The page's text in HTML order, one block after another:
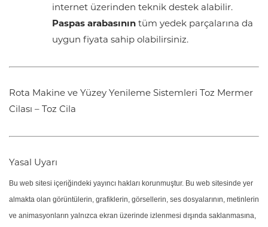
internet üzerinden teknik destek alabilir.
Paspas arabasının tüm yedek parçalarına da
uygun fiyata sahip olabilirsiniz.
Rota Makine ve Yüzey Yenileme Sistemleri Toz Mermer
Cilası – Toz Cila
Yasal Uyarı
Bu web sitesi içeriğindeki yayıncı hakları korunmuştur. Bu web sitesinde yer
almakta olan görüntülerin, grafiklerin, görsellerin, ses dosyalarının, metinlerin
ve animasyonların yalnızca ekran üzerinde izlenmesi dışında saklanmasına,